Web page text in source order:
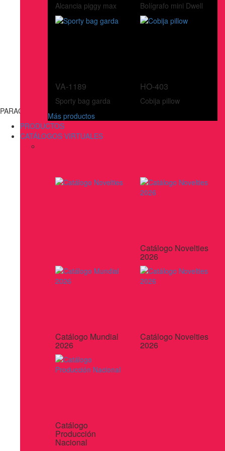
Alcancia piggy max Bolígrafo mini Dwell
VA-1189
Sporty bag garda
HO-403
Cobija pillow
Más productos
PRODUCTOS
CATÁLOGOS VIRTUALES
Catálogo Novelties
2026
Catálogo Mundial
2026
Catálogo Novelties
2026
Catálogo
Producción
Nacional
PARAGUAS E IMPERMEABLES